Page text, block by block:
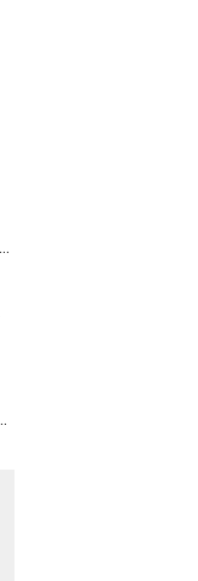
Jejak
Pembaharu dan